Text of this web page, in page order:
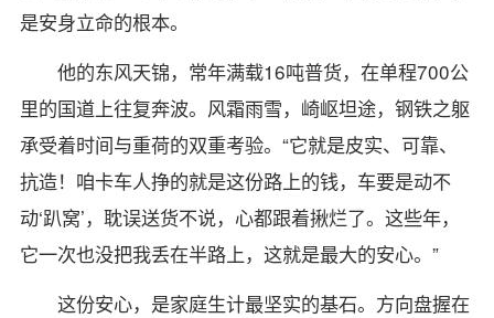
是安身立命的根本。
他的东风天锦，常年满载16吨普货，在单程700公
里的国道上往复奔波。风霜雨雪，崎岖坦途，钢铁之躯
承受着时间与重荷的双重考验。“它就是皮实、可靠、
抗造！咱卡车人挣的就是这份路上的钱，车要是动不
动‘趴窝’，耽误送货不说，心都跟着揪烂了。这些年，
它一次也没把我丢在半路上，这就是最大的安心。”
这份安心，是家庭生计最坚实的基石。方向盘握在